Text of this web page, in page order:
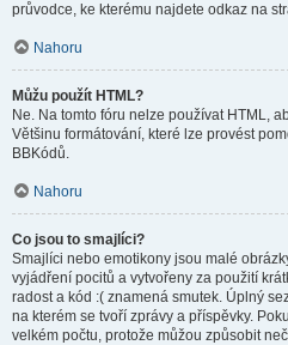
průvodce, ke kterému najdete odkaz na
Nahoru
Můžu použít HTML?
Ne. Na tomto fóru nelze používat HTML,
Většinu formátování, které lze provést
BBKódů.
Nahoru
Co jsou to smajlíci?
Smajlíci nebo emotikony jsou malé
vyjádření pocitů a vytvořeny za použití
radost a kód :( znamená smutek. Úplný
na kterém se tvoří zprávy a příspěvky.
velkém počtu, protože můžou způsobit